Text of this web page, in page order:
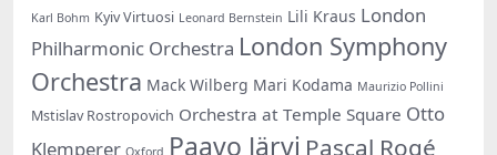
Karl Bohm Kyiv Virtuosi Leonard Bernstein Lili Kraus London
Philharmonic Orchestra London Symphony
Orchestra Mack Wilberg Mari Kodama Maurizio Pollini
Mstislav Rostropovich Orchestra at Temple Square Otto
Klemperer Oxford Paavo Järvi Pascal Rogé